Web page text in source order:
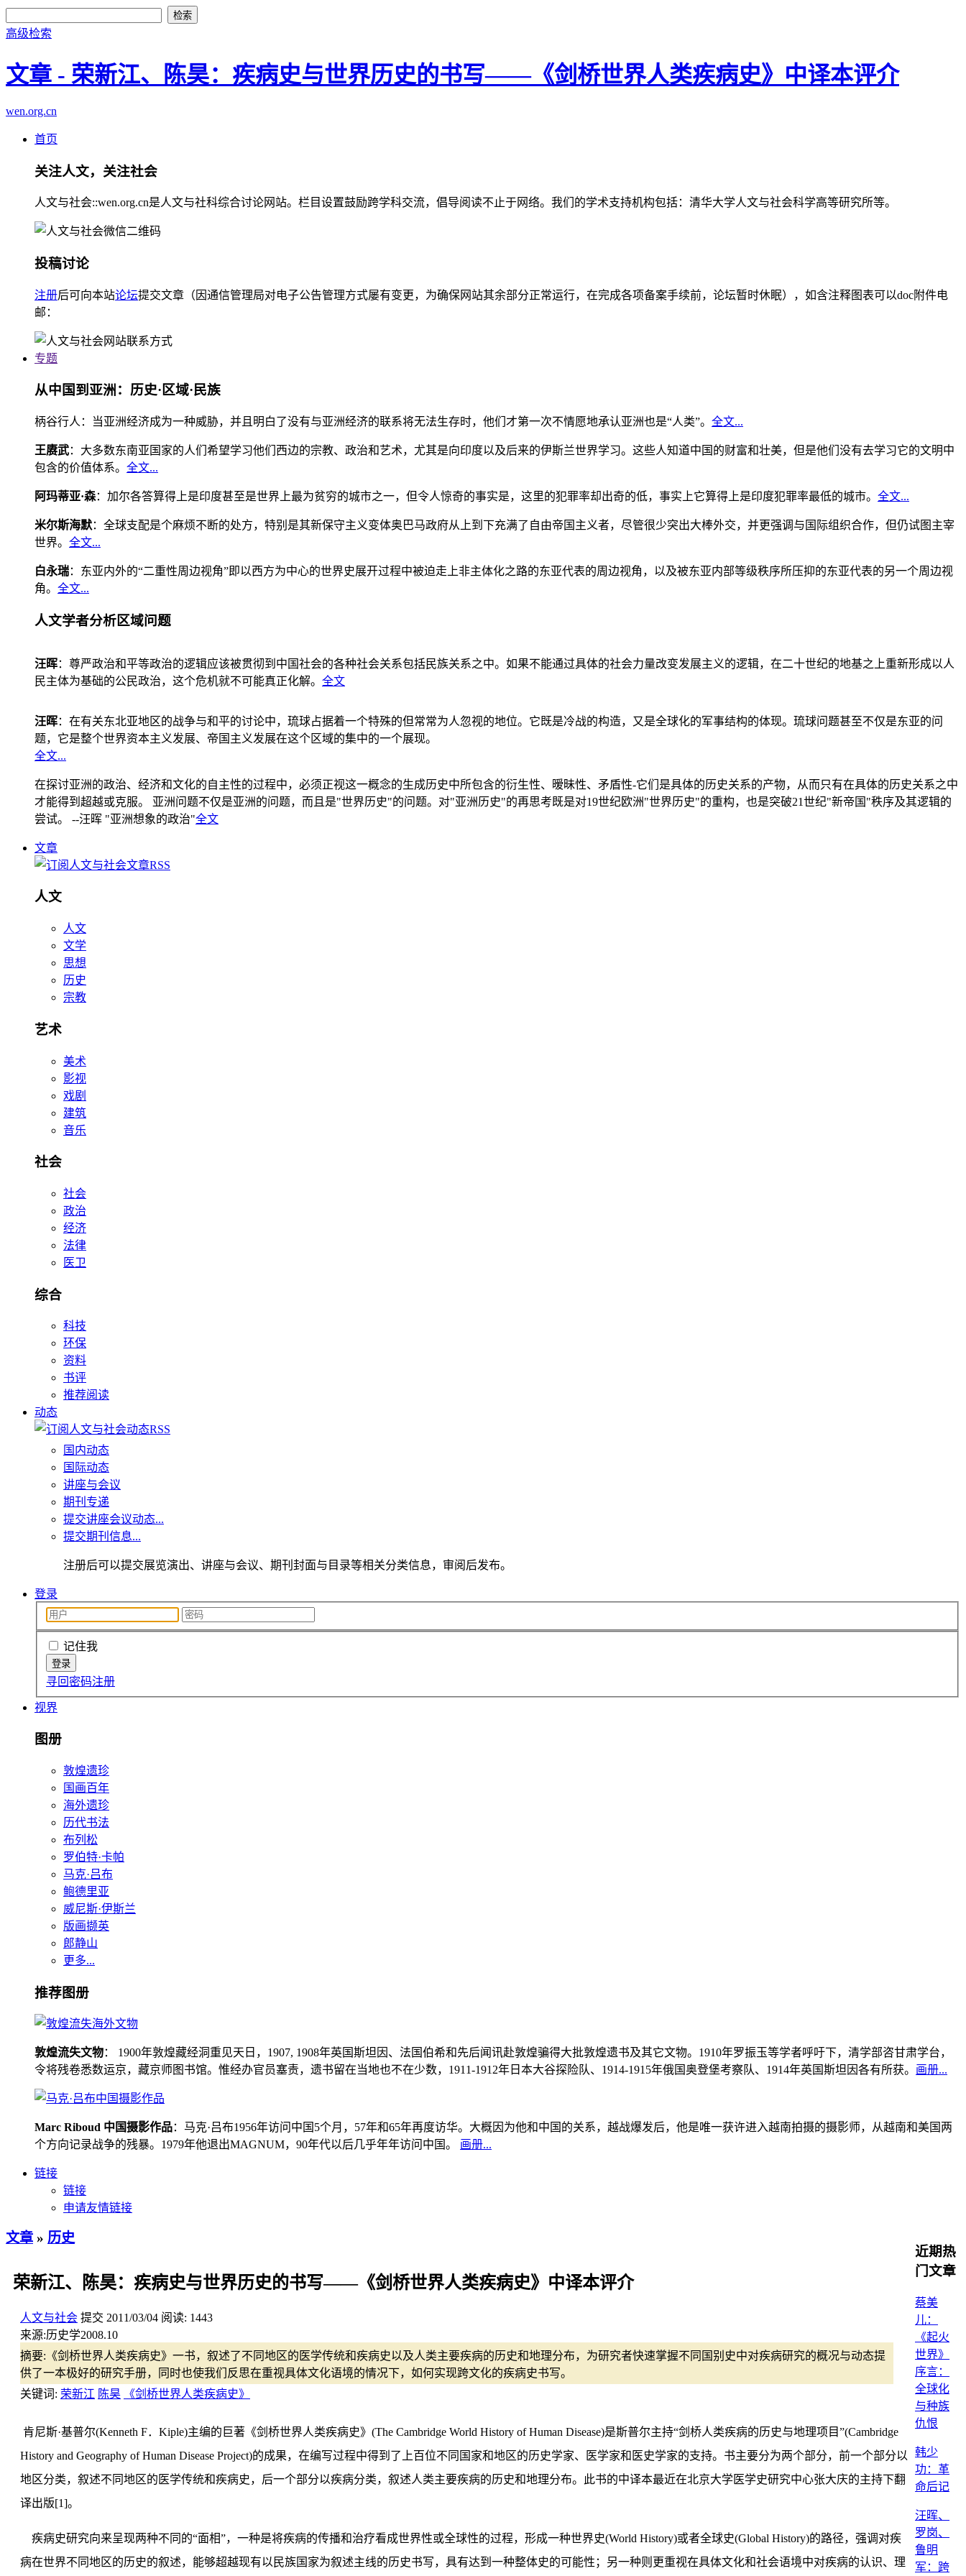
高级检索
文章 - 荣新江、陈昊：疾病史与世界历史的书写——《剑桥世界人类疾病史》中译本评介
wen.org.cn
首页
关注人文，关注社会
人文与社会::wen.org.cn是人文与社科综合讨论网站。栏目设置鼓励跨学科交流，倡导阅读不止于网络。我们的学术支持机构包括：清华大学人文与社会科学高等研究所等。
投稿讨论
注册后可向本站论坛提交文章（因通信管理局对电子公告管理方式屡有变更，为确保网站其余部分正常运行，在完成各项备案手续前，论坛暂时休眠），如含注释图表可以doc附件电
邮：
专题
从中国到亚洲：历史·区域·民族
柄谷行人：当亚洲经济成为一种威胁，并且明白了没有与亚洲经济的联系将无法生存时，他们才第一次不情愿地承认亚洲也是“人类”。 全文...
王赓武：大多数东南亚国家的人们希望学习他们西边的宗教、政治和艺术，尤其是向印度以及后来的伊斯兰世界学习。这些人知道中国的财富和壮美，但是他们没有去学习它的文明中
包含的价值体系。 全文...
阿玛蒂亚·森：加尔各答算得上是印度甚至是世界上最为贫穷的城市之一，但令人惊奇的事实是，这里的犯罪率却出奇的低，事实上它算得上是印度犯罪率最低的城市。 全文...
米尔斯海默：全球支配是个麻烦不断的处方，特别是其新保守主义变体奥巴马政府从上到下充满了自由帝国主义者，尽管很少突出大棒外交，并更强调与国际组织合作，但仍试图主宰
世界。 全文...
白永瑞：东亚内外的“二重性周边视角”即以西方为中心的世界史展开过程中被迫走上非主体化之路的东亚代表的周边视角，以及被东亚内部等级秩序所压抑的东亚代表的另一个周边视
角。 全文...
人文学者分析区域问题
汪晖：尊严政治和平等政治的逻辑应该被贯彻到中国社会的各种社会关系包括民族关系之中。如果不能通过具体的社会力量改变发展主义的逻辑，在二十世纪的地基之上重新形成以人
民主体为基础的公民政治，这个危机就不可能真正化解。 全文
汪晖：在有关东北亚地区的战争与和平的讨论中，琉球占据着一个特殊的但常常为人忽视的地位。它既是冷战的构造，又是全球化的军事结构的体现。琉球问题甚至不仅是东亚的问
题，它是整个世界资本主义发展、帝国主义发展在这个区域的集中的一个展现。
全文...
在探讨亚洲的政治、经济和文化的自主性的过程中，必须正视这一概念的生成历史中所包含的衍生性、暧昧性、矛盾性-它们是具体的历史关系的产物，从而只有在具体的历史关系之中
才能得到超越或克服。 亚洲问题不仅是亚洲的问题，而且是"世界历史"的问题。对"亚洲历史"的再思考既是对19世纪欧洲"世界历史"的重构，也是突破21世纪"新帝国"秩序及其逻辑的
尝试。 --汪晖 "亚洲想象的政治"全文
文章
人文
人文
文学
思想
历史
宗教
艺术
美术
影视
戏剧
建筑
音乐
社会
社会
政治
经济
法律
医卫
综合
科技
环保
资料
书评
推荐阅读
动态
国内动态
国际动态
讲座与会议
期刊专递
提交讲座会议动态...
提交期刊信息...
注册后可以提交展览演出、讲座与会议、期刊封面与目录等相关分类信息，审阅后发布。
登录
记住我
寻回密码注册
视界
图册
敦煌遗珍
国画百年
海外遗珍
历代书法
布列松
罗伯特·卡帕
马克·吕布
鲍德里亚
威尼斯·伊斯兰
版画撷英
郎静山
更多...
推荐图册
敦煌流失文物： 1900年敦煌藏经洞重见天日，1907, 1908年英国斯坦因、法国伯希和先后闻讯赴敦煌骗得大批敦煌遗书及其它文物。1910年罗振玉等学者呼吁下，清学部咨甘肃学台，
令将残卷悉数运京，藏京师图书馆。惟经办官员塞责，遗书留在当地也不在少数，1911-1912年日本大谷探险队、1914-1915年俄国奥登堡考察队、1914年英国斯坦因各有所获。 画册...
Marc Riboud 中国摄影作品：马克·吕布1956年访问中国5个月，57年和65年再度访华。大概因为他和中国的关系，越战爆发后，他是唯一获许进入越南拍摄的摄影师，从越南和美国两
个方向记录战争的残暴。1979年他退出MAGNUM，90年代以后几乎年年访问中国。 画册...
链接
链接
申请友情链接
文章 » 历史
荣新江、陈昊：疾病史与世界历史的书写——《剑桥世界人类疾病史》中译本评介
人文与社会 提交 2011/03/04 阅读: 1443
来源:历史学2008.10
摘要: 《剑桥世界人类疾病史》一书，叙述了不同地区的医学传统和疾病史以及人类主要疾病的历史和地理分布，为研究者快速掌握不同国别史中对疾病研究的概况与动态提
供了一本极好的研究手册，同时也使我们反思在重视具体文化语境的情况下，如何实现跨文化的疾病史书写。
关键词: 荣新江 陈昊 《剑桥世界人类疾病史》
肯尼斯·基普尔(Kenneth F．Kiple)主编的巨著《剑桥世界人类疾病史》(The Cambridge World History of Human Disease)是斯普尔主持“剑桥人类疾病的历史与地理项目”(Cambridge
History and Geography of Human Disease Project)的成果，在编写过程中得到了上百位不同国家和地区的历史学家、医学家和医史学家的支持。书主要分为两个部分，前一个部分以
地区分类，叙述不同地区的医学传统和疾病史，后一个部分以疾病分类，叙述人类主要疾病的历史和地理分布。此书的中译本最近在北京大学医学史研究中心张大庆的主持下翻
译出版[1]。
疾病史研究向来呈现两种不同的“面相”，一种是将疾病的传播和治疗看成世界性或全球性的过程，形成一种世界史(World History)或者全球史(Global History)的路径，强调对疾
病在世界不同地区的历史的叙述，能够超越现有以民族国家为叙述主线的历史书写，具有达到一种整体史的可能性；另一种则更重视在具体文化和社会语境中对疾病的认识、理
近期热
门文章
蔡美
儿：
《起火
世界》
序言：
全球化
与种族
仇恨
韩少
功：革
命后记
汪晖、
罗岗、
鲁明
军：跨